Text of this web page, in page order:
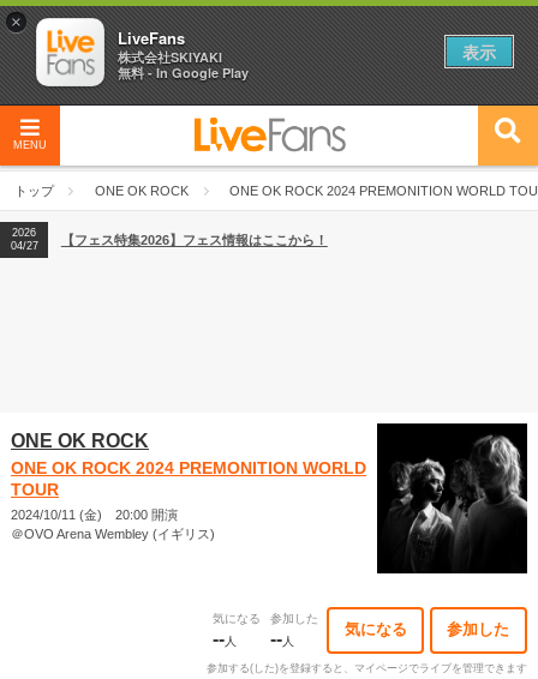
MENU
トップ ONE OK ROCK ONE OK ROCK 2024 PREMONITION WORLD
2026
04/27
2026
【ライブ動員ランキング】2026年上半期編発表！
2026
04/27
【フェス特集2026】フェス情報はここから！
ONE OK ROCK
ONE OK ROCK 2024 PREMONITION WORLD
TOUR
2024/10/11 (金) 20:00 開演
＠OVO Arena Wembley (イギリス)
気になる
--人
参加した
--人
気になる 参加した
参加する(した)を登録すると、マイページでライブを管理できます
×
LiveFans
株式会社SKIYAKI
無料 - In Google Play
表示